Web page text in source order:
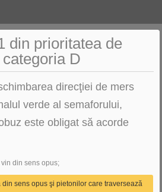
din prioritatea de
D
direcţiei de mers
verde al semaforului,
este obligat să acorde
din sens opus;
sens opus şi pietonilor care traversează